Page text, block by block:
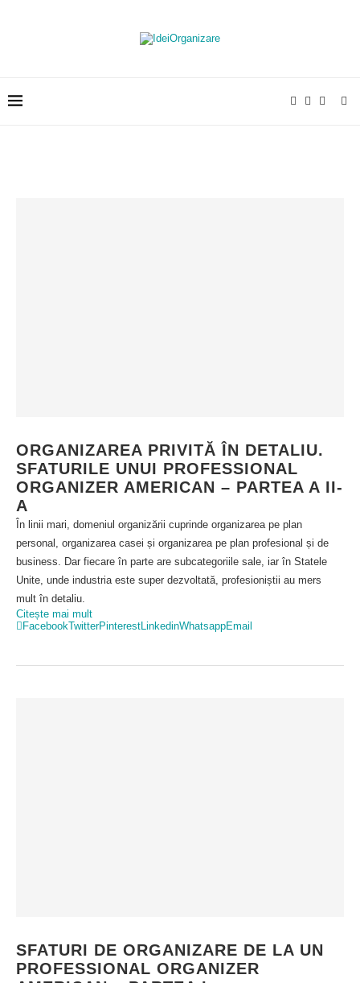
ORGANIZAREA PRIVITĂ ÎN DETALIU.
SFATURILE UNUI PROFESSIONAL
ORGANIZER AMERICAN – PARTEA A II-
A
În linii mari, domeniul organizării cuprinde organizarea pe plan
personal, organizarea casei și organizarea pe plan profesional și de
business. Dar fiecare în parte are subcategoriile sale, iar în Statele
Unite, unde industria este super dezvoltată, profesioniștii au mers
mult în detaliu.
Citește mai mult
FacebookTwitterPinterestLinkedinWhatsappEmail
SFATURI DE ORGANIZARE DE LA UN
PROFESSIONAL ORGANIZER